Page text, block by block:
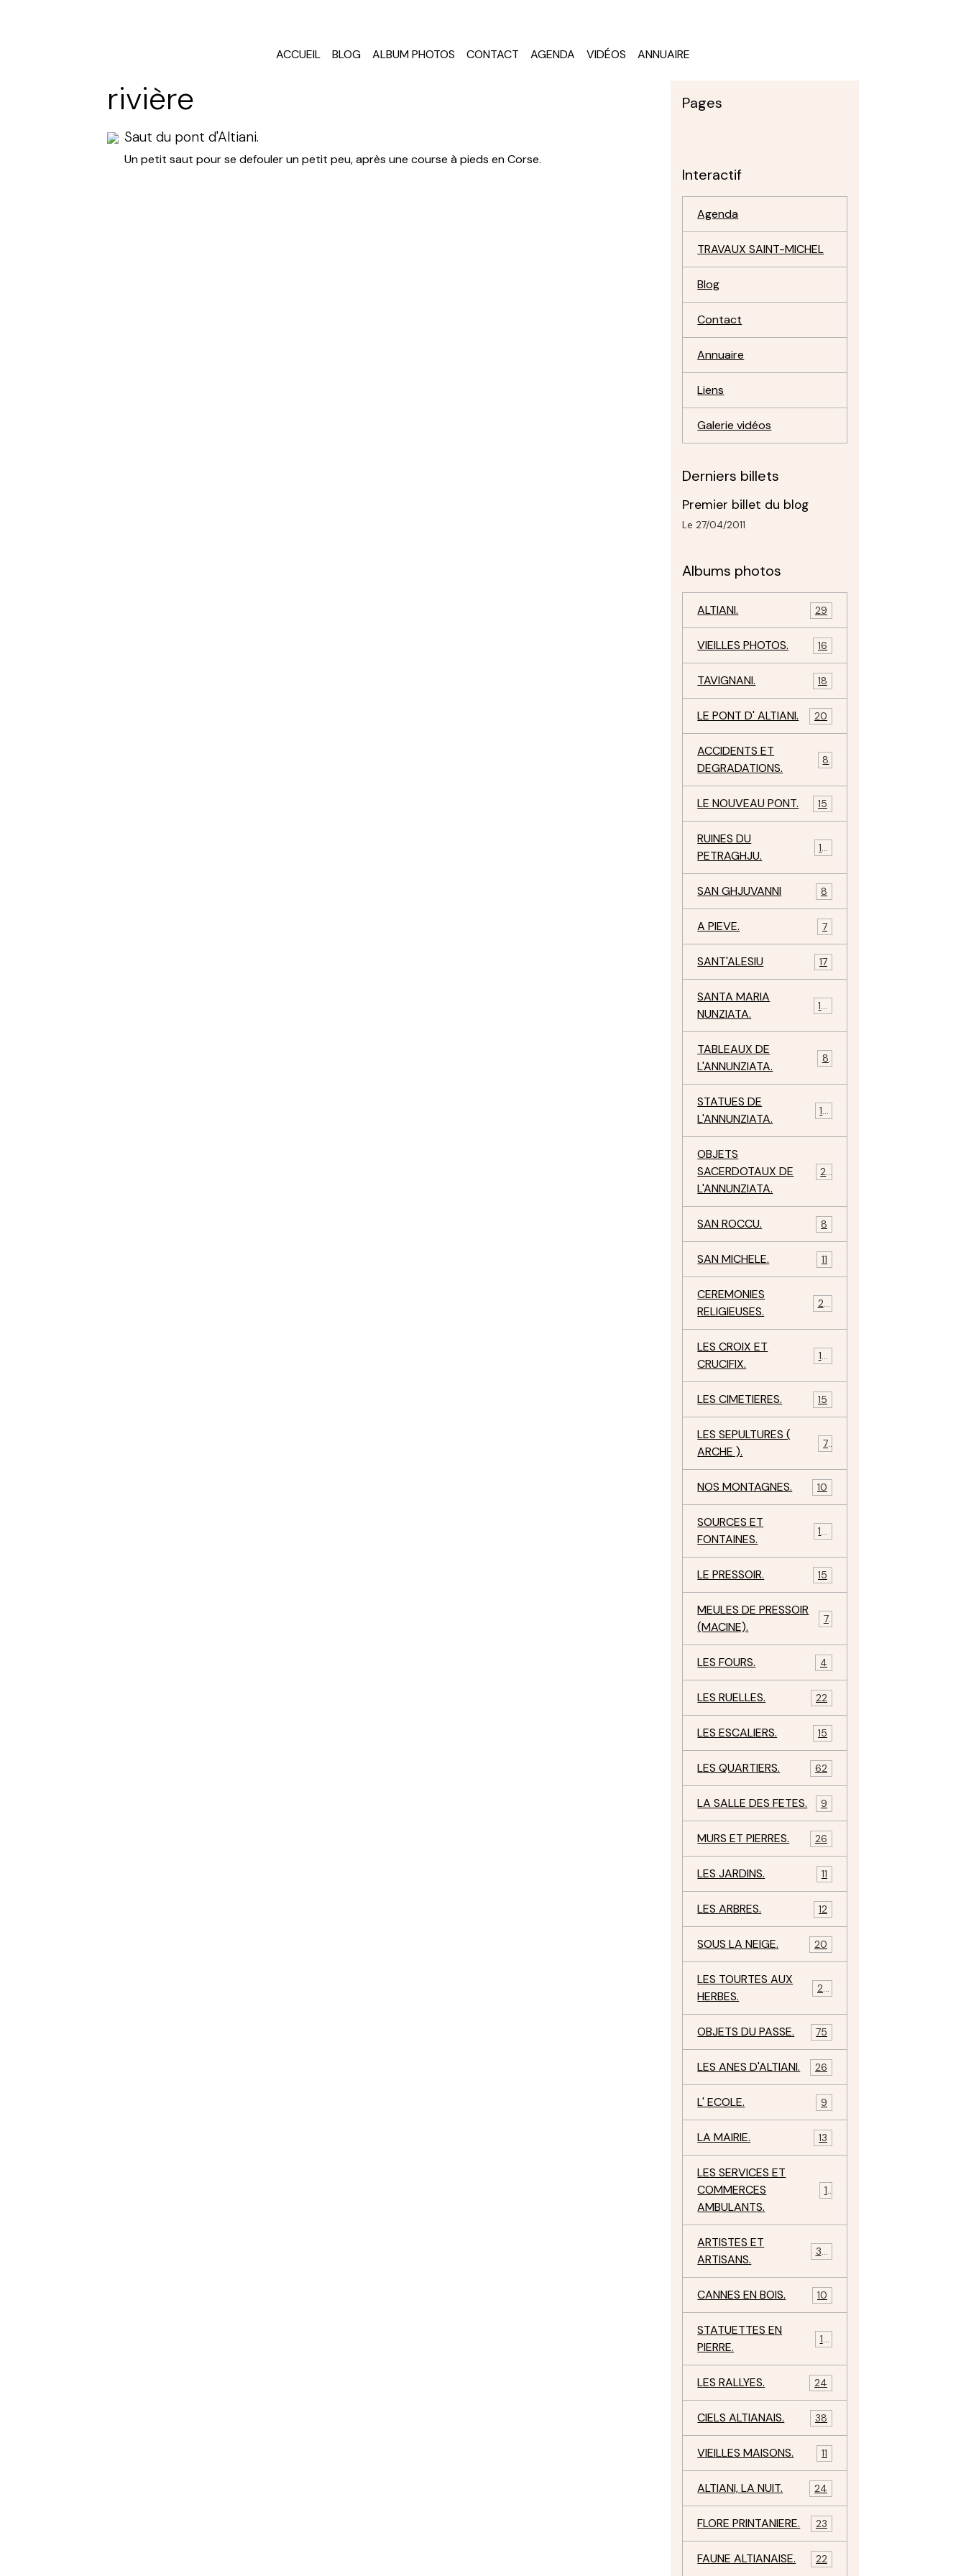
ACCUEIL BLOG ALBUM PHOTOS CONTACT AGENDA VIDÉOS ANNUAIRE
rivière
Saut du pont d'Altiani.
Un petit saut pour se defouler un petit peu, après une course à pieds en Corse.
Pages
Interactif
Agenda
TRAVAUX SAINT-MICHEL
Blog
Contact
Annuaire
Liens
Galerie vidéos
Derniers billets
Premier billet du blog
Le 27/04/2011
Albums photos
ALTIANI. 29
VIEILLES PHOTOS. 16
TAVIGNANI. 18
LE PONT D' ALTIANI. 20
ACCIDENTS ET
DEGRADATIONS.
8
LE NOUVEAU PONT. 15
RUINES DU
PETRAGHJU.
12
SAN GHJUVANNI 8
A PIEVE. 7
SANT'ALESIU 17
SANTA MARIA
NUNZIATA.
10
TABLEAUX DE
L'ANNUNZIATA.
8
STATUES DE
L'ANNUNZIATA.
15
OBJETS
SACERDOTAUX DE
L'ANNUNZIATA.
24
SAN ROCCU. 8
SAN MICHELE. 11
CEREMONIES
RELIGIEUSES.
23
LES CROIX ET
CRUCIFIX.
18
LES CIMETIERES. 15
LES SEPULTURES (
ARCHE ).
7
NOS MONTAGNES. 10
SOURCES ET
FONTAINES.
10
LE PRESSOIR. 15
MEULES DE PRESSOIR
(MACINE).
7
LES FOURS. 4
LES RUELLES. 22
LES ESCALIERS. 15
LES QUARTIERS. 62
LA SALLE DES FETES. 9
MURS ET PIERRES. 26
LES JARDINS. 11
LES ARBRES. 12
SOUS LA NEIGE. 20
LES TOURTES AUX
HERBES.
29
OBJETS DU PASSE. 75
LES ANES D'ALTIANI. 26
L' ECOLE. 9
LA MAIRIE. 13
LES SERVICES ET
COMMERCES
AMBULANTS.
11
ARTISTES ET
ARTISANS.
34
CANNES EN BOIS. 10
STATUETTES EN
PIERRE.
17
LES RALLYES. 24
CIELS ALTIANAIS. 38
VIEILLES MAISONS. 11
ALTIANI, LA NUIT. 24
FLORE PRINTANIERE. 23
FAUNE ALTIANAISE. 22